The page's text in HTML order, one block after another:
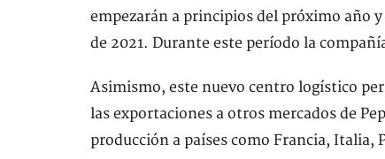
empezarán a principios del próximo año
de 2021. Durante este período la
Asimismo, este nuevo centro logístico
las exportaciones a otros mercados de
producción a países como Francia, Italia,